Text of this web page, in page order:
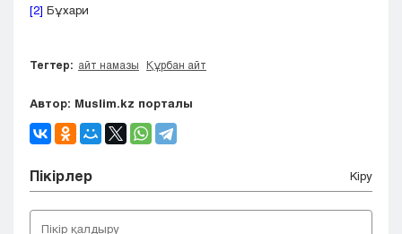
[2] Бұхари
Тегтер: айт намазы Құрбан айт
Автор: Muslim.kz порталы
Пікірлер Кіру